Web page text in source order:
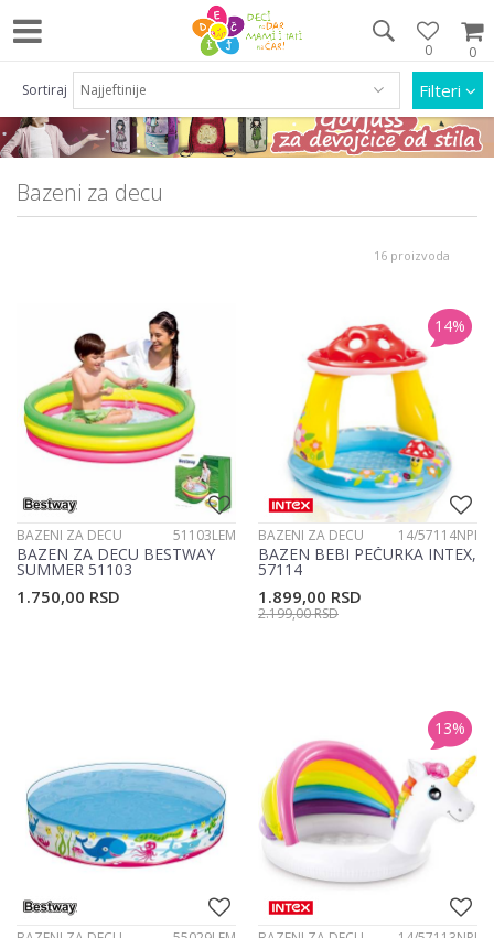
0
0
Pozovite nas na 063/55 33 46 i 011/452 92 40
Bazeni za decu
Sortiraj Filteri
16 proizvoda
BAZENI ZA DECU 51103LEM
BAZEN ZA DECU BESTWAY
SUMMER 51103
1.750,00 RSD
14%
BAZENI ZA DECU 14/57114NPI
BAZEN BEBI PEČURKA INTEX,
57114
1.899,00 RSD
2.199,00RSD
13%